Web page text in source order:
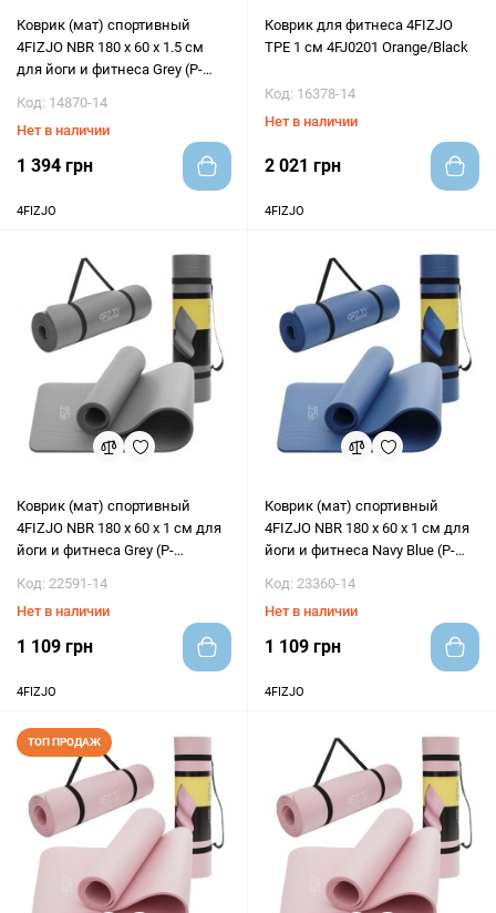
Коврик (мат) спортивный
4FIZJO NBR 180 x 60 x 1.5 см
для йоги и фитнеса Grey (P-
Код: 14870-14
Нет в наличии
1 394 грн
4FIZJO
Коврик для фитнеса 4FIZJO
TPE 1 см 4FJ0201 Orange/Black
Код: 16378-14
Нет в наличии
2 021 грн
4FIZJO
Коврик (мат) спортивный
4FIZJO NBR 180 x 60 x 1 см для
йоги и фитнеса Grey (P-
Код: 22591-14
Нет в наличии
1 109 грн
4FIZJO
Коврик (мат) спортивный
4FIZJO NBR 180 x 60 x 1 см для
йоги и фитнеса Navy Blue (P-
Код: 23360-14
Нет в наличии
1 109 грн
4FIZJO
ТОП ПРОДАЖ